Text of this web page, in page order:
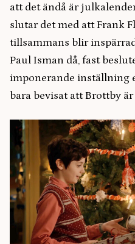
att det ändå är
slutar det med att Frank
tillsammans blir
Paul Isman då, fast
imponerande inställning
bara bevisat att Brottby